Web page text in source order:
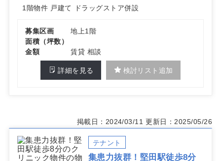
1階物件 戸建て ドラッグストア併設
募集区画
地上1階
面積（坪数）
金額
賃貸 相談
詳細を見る 検討リスト追加
掲載日：2024/03/11 更新日：2025/05/26
テナント
集患力抜群！堅田駅徒歩8分